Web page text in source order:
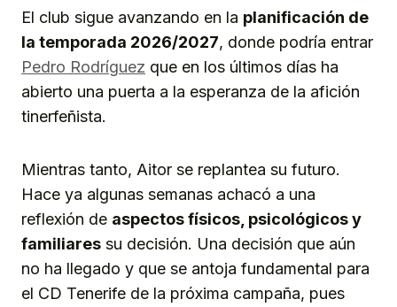
El club sigue avanzando en la planificación de
la temporada 2026/2027, donde podría entrar
Pedro Rodríguez que en los últimos días ha
abierto una puerta a la esperanza de la afición
tinerfeñista.
Mientras tanto, Aitor se replantea su futuro.
Hace ya algunas semanas achacó a una
reflexión de aspectos físicos, psicológicos y
familiares su decisión. Una decisión que aún
no ha llegado y que se antoja fundamental para
el CD Tenerife de la próxima campaña, pues